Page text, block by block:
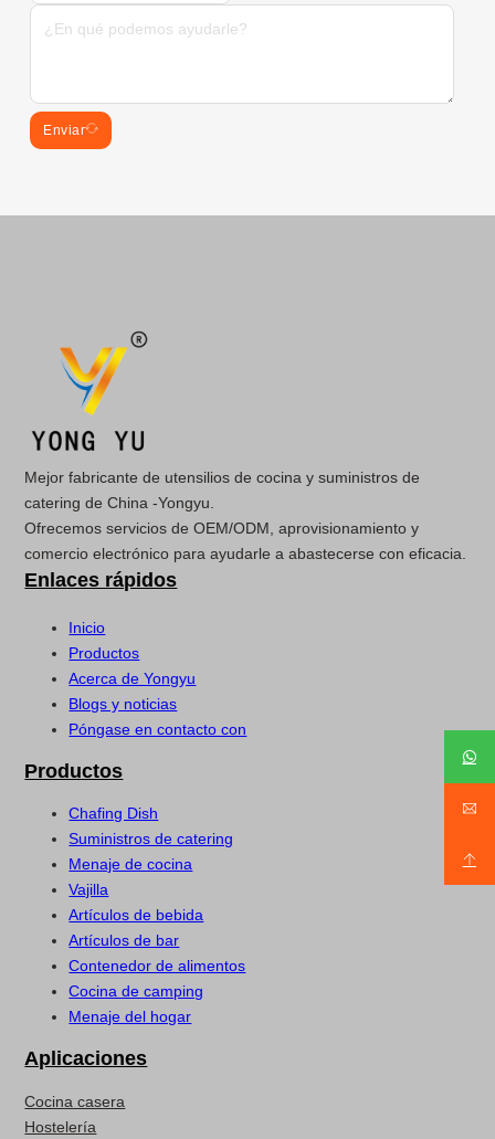
Enviar
Mejor fabricante de utensilios de cocina y suministros de
catering de China -Yongyu.
Ofrecemos servicios de OEM/ODM, aprovisionamiento y
comercio electrónico para ayudarle a abastecerse con eficacia.
Enlaces rápidos
Inicio
Productos
Acerca de Yongyu
Blogs y noticias
Póngase en contacto con
Productos
Chafing Dish
Suministros de catering
Menaje de cocina
Vajilla
Artículos de bebida
Artículos de bar
Contenedor de alimentos
Cocina de camping
Menaje del hogar
Aplicaciones
Cocina casera
Hostelería